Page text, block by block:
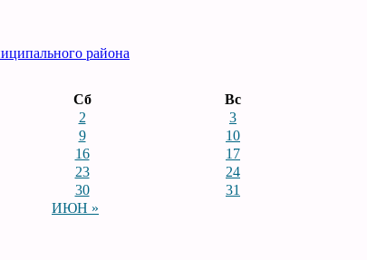
района
Сб Вс
ИЮН »
2
3
9
10
16
17
23
24
30 31